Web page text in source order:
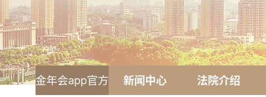
金年会app官方 新闻中心 法院介绍